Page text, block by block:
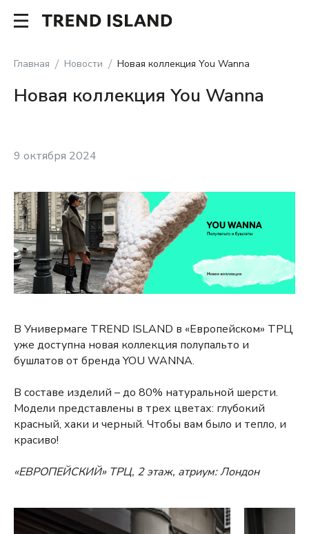
Главная Новости Новая коллекция You Wanna
Новая коллекция You Wanna
9 октября 2024
В Универмаге TREND ISLAND в «Европейском» ТРЦ
уже доступна новая коллекция полупальто и
бушлатов от бренда YOU WANNA.
В составе изделий – до 80% натуральной шерсти.
Модели представлены в трех цветах: глубокий
красный, хаки и черный. Чтобы вам было и тепло, и
красиво!
«ЕВРОПЕЙСКИЙ» ТРЦ, 2 этаж, атриум: Лондон